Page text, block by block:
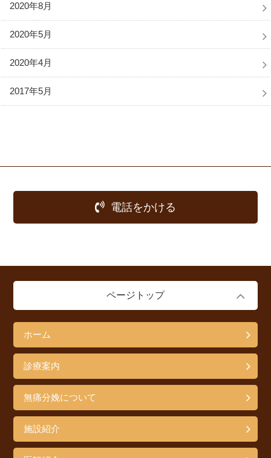
2020年8月
2020年5月
2020年4月
2017年5月
電話をかける
ページトップ
ホーム
診療案内
無痛分娩について
施設紹介